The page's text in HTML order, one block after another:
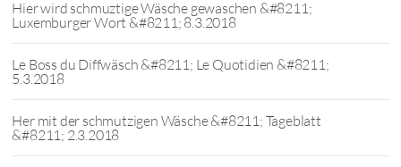
Hier wird schmuztige Wäsche gewaschen &#8211;
Luxemburger Wort &#8211; 8.3.2018
Le Boss du Diffwäsch &#8211; Le Quotidien &#8211;
5.3.2018
Her mit der schmutzigen Wäsche &#8211; Tageblatt
&#8211; 2.3.2018